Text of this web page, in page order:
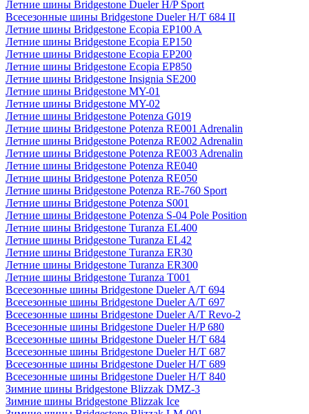
Летние шины Bridgestone Dueler H/P Sport
Всесезонные шины Bridgestone Dueler H/T 684 II
Летние шины Bridgestone Ecopia EP100 A
Летние шины Bridgestone Ecopia EP150
Летние шины Bridgestone Ecopia EP200
Летние шины Bridgestone Ecopia EP850
Летние шины Bridgestone Insignia SE200
Летние шины Bridgestone MY-01
Летние шины Bridgestone MY-02
Летние шины Bridgestone Potenza G019
Летние шины Bridgestone Potenza RE001 Adrenalin
Летние шины Bridgestone Potenza RE002 Adrenalin
Летние шины Bridgestone Potenza RE003 Adrenalin
Летние шины Bridgestone Potenza RE040
Летние шины Bridgestone Potenza RE050
Летние шины Bridgestone Potenza RE-760 Sport
Летние шины Bridgestone Potenza S001
Летние шины Bridgestone Potenza S-04 Pole Position
Летние шины Bridgestone Turanza EL400
Летние шины Bridgestone Turanza EL42
Летние шины Bridgestone Turanza ER30
Летние шины Bridgestone Turanza ER300
Летние шины Bridgestone Turanza T001
Всесезонные шины Bridgestone Dueler A/T 694
Всесезонные шины Bridgestone Dueler A/T 697
Всесезонные шины Bridgestone Dueler A/T Revo-2
Всесезонные шины Bridgestone Dueler H/P 680
Всесезонные шины Bridgestone Dueler H/T 684
Всесезонные шины Bridgestone Dueler H/T 687
Всесезонные шины Bridgestone Dueler H/T 689
Всесезонные шины Bridgestone Dueler H/T 840
Зимние шины Bridgestone Blizzak DMZ-3
Зимние шины Bridgestone Blizzak Ice